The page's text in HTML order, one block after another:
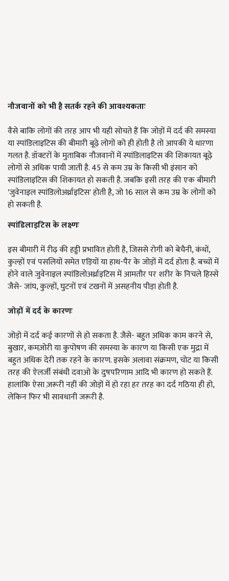
नौजवानों को भी है सतर्क रहने की आवश्यकताः
वैसे बाकि लोगों की तरह आप भी यही सोचते हैं कि जोड़ों में दर्द की समस्या
या स्पांडिलाइटिस की बीमारी बूढ़े लोगों को ही होती है तो आपकी ये धारणा
गलत है. डॉक्टरों के मुताबिक नौजवानों में स्पांडिलाइटिस की शिकायत बूढ़े
लोगों से अधिक पायी जाती है.45से कम उम्र के किसी भी इंसान को
स्पांडिलाइटिस की शिकायत हो सकती है. जबकि इसी तरह की एक बीमारी
'जुवेनाइल स्पांडिलोअर्थ्राइटिस' होती है, जो 16 साल से कम उम्र के लोगों को
हो सकती है.
स्पांडिलाइटिस के लक्ष्णः
इस बीमारी में रीढ़ की हड्डी प्रभावित होती है, जिससे रोगी को बेचैनी, कंधों,
कुल्हों एवं पसलियों समेत एड़ियों या हाथ-पैर के जोड़ों में दर्द होता है. बच्चों में
होने वाले जुवेनाइल स्पांडिलोअर्थ्राइटिस में आमतौर पर शरीर के निचले हिस्से
जैसे- जांघ, कुल्हों, घुटनों एवं टखनों में असहनीय पीड़ा होती है.
जोड़ों में दर्द के कारणः
जोड़ो में दर्द कई कारणों से हो सकता है. जैसे- बहुत अधिक काम करने से,
बुखार, कमज़ोरी या कुपोषण की समस्या के कारण या किसी एक मुद्रा में
बहुत अधिक देरी तक रहने के कारण. इसके अलावा संक्रमण, चोट या किसी
तरह की ऐलर्जी संबंधी दवाओ के दुषपरिणाम आदि भी कारण हो सकते हैं.
हालांकि ऐसा ज़रूरी नहीं की जोड़ों में हो रहा हर तरह का दर्द गठिया ही हो,
लेकिन फिर भी सावधानी जरूरी है.